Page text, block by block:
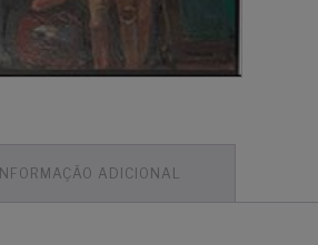
INFORMAÇÃO ADICIONAL